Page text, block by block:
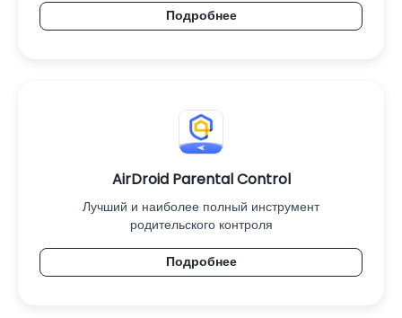
Подробнее
AirDroid Parental Control
Лучший и наиболее полный инструмент
родительского контроля
Подробнее